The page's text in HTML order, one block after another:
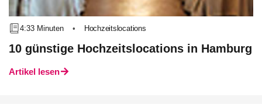
4:33 Minuten • Hochzeitslocations
10 günstige Hochzeitslocations in Hamburg
Artikel lesen